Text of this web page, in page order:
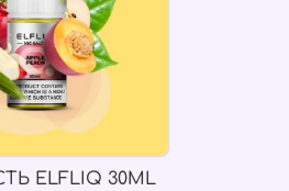
ELFLIQ 30ML